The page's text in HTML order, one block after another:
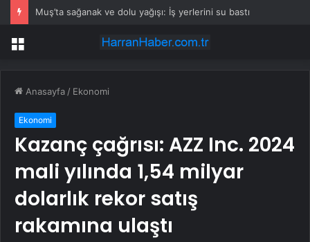
Muş’ta sağanak ve dolu yağışı: İş yerlerini su bastı
Menü
Anasayfa / Ekonomi
Ekonomi
Kazanç çağrısı: AZZ Inc. 2024
mali yılında 1,54 milyar
dolarlık rekor satış
rakamına ulaştı